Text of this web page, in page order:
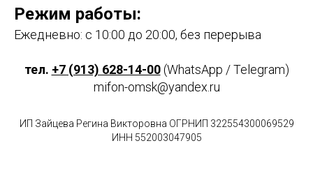
Режим работы:
Ежедневно: с 10:00 до 20:00, без перерыва
тел. +7 (913) 628-14-00 (WhatsApp / Telegram)
mifon-omsk@yandex.ru
ИП Зайцева Регина Викторовна ОГРНИП 322554300069529
ИНН 552003047905